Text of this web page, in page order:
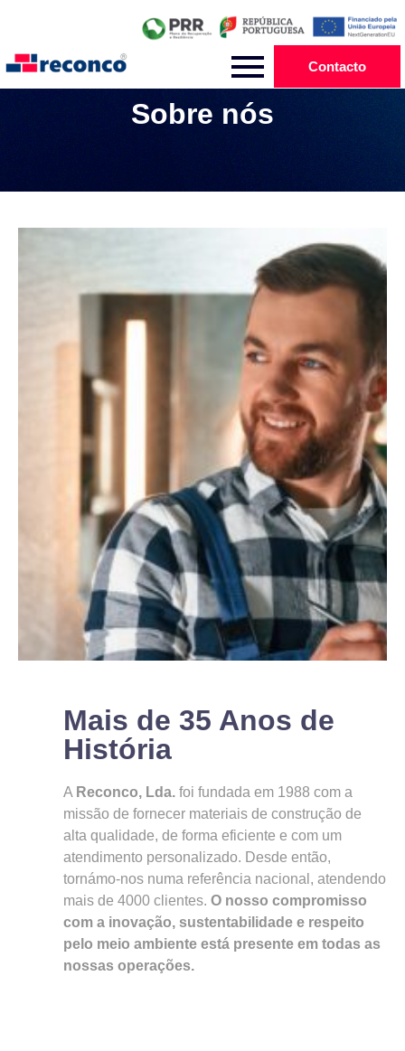
Contacto
Sobre nós
Mais de 35 Anos de
História
A Reconco, Lda. foi fundada em 1988 com a
missão de fornecer materiais de construção de
alta qualidade, de forma eficiente e com um
atendimento personalizado. Desde então,
tornámo-nos numa referência nacional, atendendo
mais de 4000 clientes. O nosso compromisso
com a inovação, sustentabilidade e respeito
pelo meio ambiente está presente em todas as
nossas operações.